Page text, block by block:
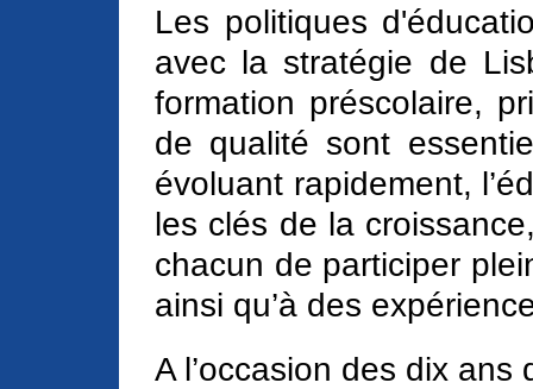
Les politiques
avec la stratégie de
formation préscolaire,
de qualité sont
évoluant rapidement,
les clés de la
chacun de participer
ainsi qu’à des
A l’occasion des dix